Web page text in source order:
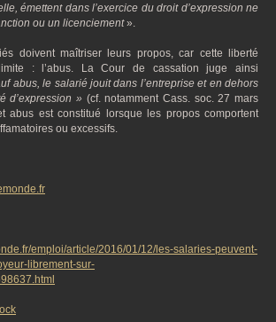
émettent dans l’exercice du droit d’expression ne
ou un licenciement».
doivent maîtriser leurs propos, car cette liberté
: l’abus. La Cour de cassation juge ainsi
abus, le salarié jouit dans l’entreprise et en dehors
d’expression » (cf. notamment Cass. soc. 27 mars
abus est constitué lorsque les propos comportent
ou excessifs.
emploi/article/2016/01/12/les-salaries-peuvent-
librement-sur-